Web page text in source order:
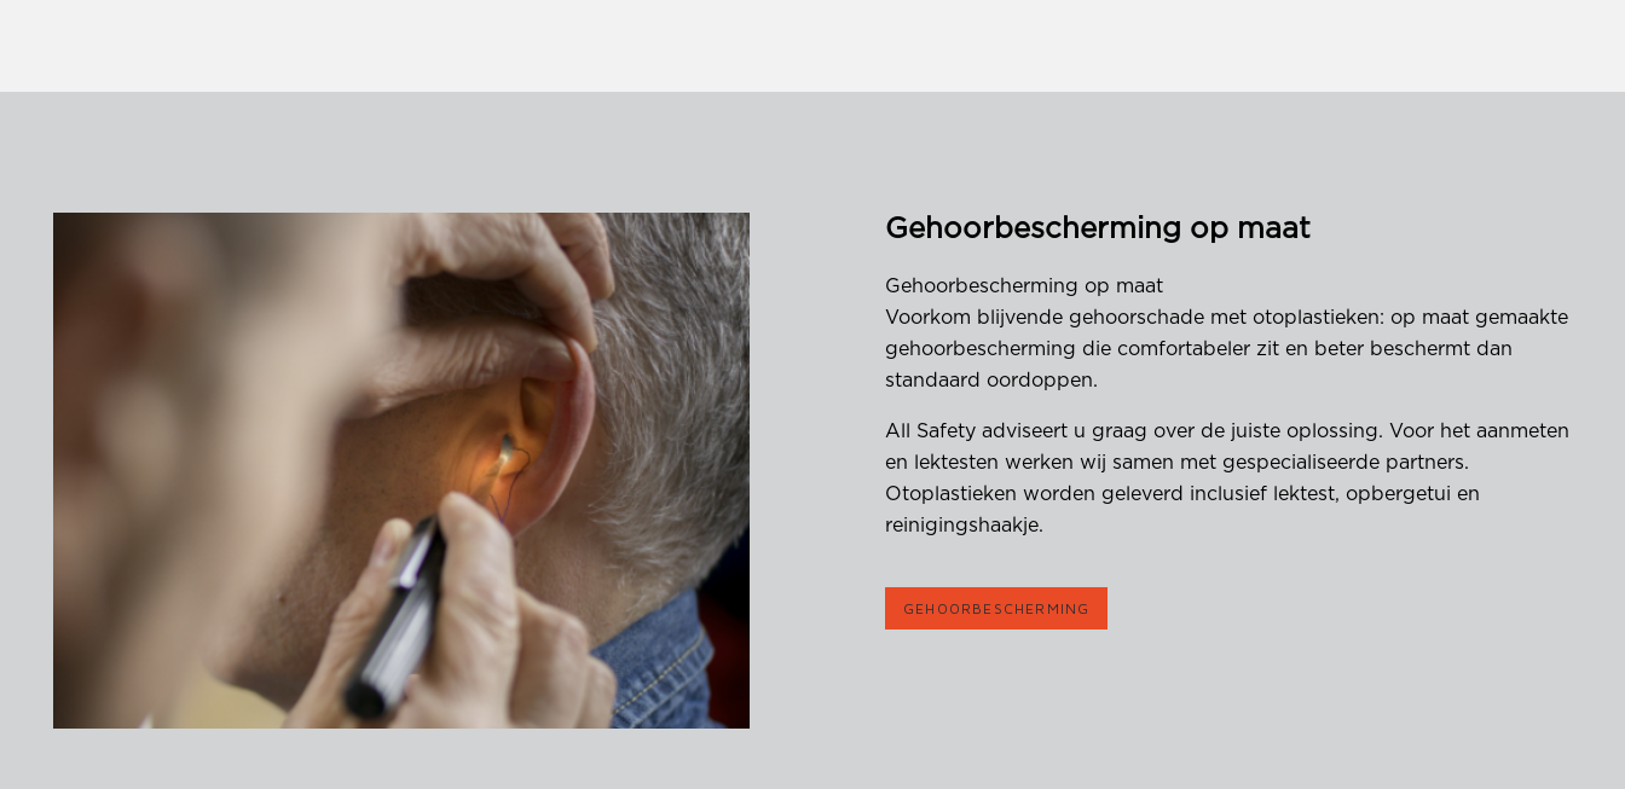
Gehoorbescherming op maat
Gehoorbescherming op maat
Voorkom blijvende gehoorschade met otoplastieken: op maat gemaakte
gehoorbescherming die comfortabeler zit en beter beschermt dan
standaard oordoppen.
All Safety adviseert u graag over de juiste oplossing. Voor het aanmeten
en lektesten werken wij samen met gespecialiseerde partners.
Otoplastieken worden geleverd inclusief lektest, opbergetui en
reinigingshaakje.
GEHOORBESCHERMING